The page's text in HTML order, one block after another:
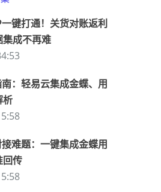
键打通！关货对账返利
成不再难
：轻易云集成金蝶、用
析
难题：一键集成金蝶用
回传